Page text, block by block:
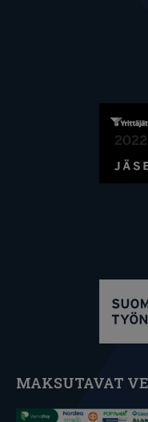
MAKSUTAVAT